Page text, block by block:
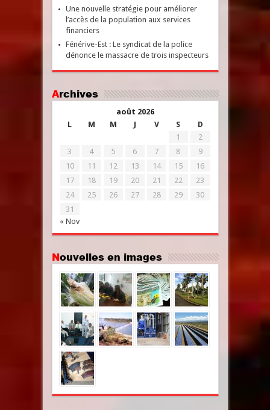
Une nouvelle stratégie pour améliorer
l’accès de la population aux services
financiers
Fénérive-Est : Le syndicat de la police
dénonce le massacre de trois inspecteurs
Archives
août 2026
L
M M J V S D
« Nov
1
2
3
4 5 6 7 8
9
10
11 12 13 14 15
16
17
18 19 20 21 22
23
24
25 26 27 28 29
30
31
Nouvelles en images